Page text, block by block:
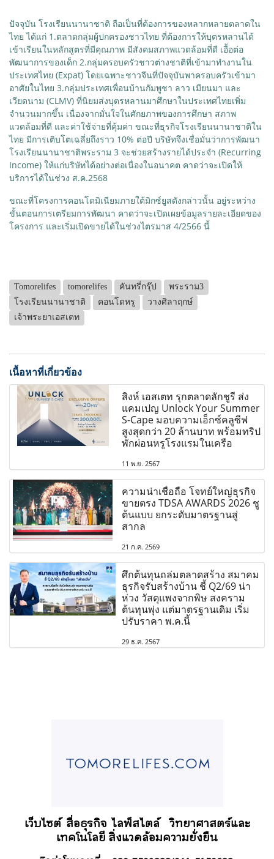
ปัจจุบัน โรงเรียนนานาชาติ ถือเป็นที่ต้องการของหลากหลายตลาดใน
ไทย ได้แก่ 1.ตลาดกลุ่มผู้ปกครองชาวไทย ที่ต้องการให้บุตรหลานได้
เข้าเรียนในหลักสูตรที่มีคุณภาพ มีสังคมสภาพแวดล้อมที่ดี เอื้อต่อ
พัฒนาการของเด็ก 2.กลุ่มครอบครัวชาวต่างชาติที่เข้ามาทำงานใน
ประเทศไทย (Expat) โดยเฉพาะชาวจีนที่ปัจจุบันพาครอบครัวเข้ามา
อาศัยในไทย 3.กลุ่มประเทศเพื่อนบ้านกัมพูชา ลาว เมียนมา และ
เวียดนาม (CLMV) ที่นิยมส่งบุตรหลานมาศึกษาในประเทศไทยเพิ่ม
จำนวนมากขึ้น เนื่องจากมั่นใจในศักยภาพของการศึกษา สภาพ
แวดล้อมที่ดี และค่าใช้จ่ายที่คุ้มค่า ขณะที่ธุรกิจโรงเรียนนานาชาติใน
ไทย มีการเติบโตเฉลี่ยถึงราว 10% ต่อปี บริษัทจึงเชื่อมั่นว่าการพัฒนา
โรงเรียนนานาชาติพระราม 3 จะช่วยสร้างรายได้ประจำ (Recurring
Income) ให้แก่บริษัทได้อย่างต่อเนื่องในอนาคต คาดว่าจะเปิดให้
บริการได้ในช่วง ส.ค.2568
ขณะที่โครงการคอนโดมิเนียมภายใต้มิกซ์ยูสดังกล่าวนั้น อยู่ระหว่าง
ขั้นตอนการเตรียมการพัฒนา คาดว่าจะเปิดเผยข้อมูลรายละเอียดของ
โครงการ และเริ่มเปิดขายได้ในช่วงไตรมาส 4/2566 นี้
Tomorelifes tomorelifes คันทรี่กรุ๊ป
พระราม3
โรงเรียนนานาชาติ
คอนโดหรู
วางศิลาฤกษ์
เจ้าพระยาเอสเตท
เนื้อหาที่เกี่ยวข้อง
สิงห์ เอสเตท รุกตลาดลักชูรี ส่ง
แคมเปญ Unlock Your Summer
S-Cape มอบความเอ็กซ์คลูซีฟ
สูงสุดกว่า 20 ล้านบาท พร้อมทริป
พักผ่อนหรูโรงแรมในเครือ
11 พ.ย. 2567
ความน่าเชื่อถือ โจทย์ใหญ่ธุรกิจ
ขายตรง TDSA AWARDS 2026 ชู
ต้นแบบ ยกระดับมาตรฐานสู่
สากล
21 ก.ค. 2569
ศึกต้นทุนถล่มตลาดสร้าง สมาคม
ธุรกิจรับสร้างบ้าน ชี้ Q2/69 น่า
ห่วง วัสดุแพงจากพิษ สงคราม
ต้นทุนพุ่ง แต่มาตรฐานเดิม เริ่ม
ปรับราคา พ.ค.นี้
29 ธ.ค. 2567
เว็บไซต์ สื่อธุรกิจไลฟ์สไตล์ วิทยาศาสตร์และ
เทคโนโลยี สิ่งแวดล้อมความยั่งยืน